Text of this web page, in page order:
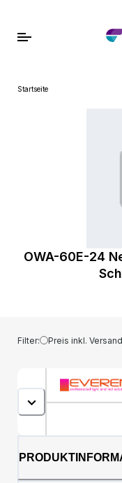
Startseite
OWA-60E-24
Filter: Preis inkl. Versand